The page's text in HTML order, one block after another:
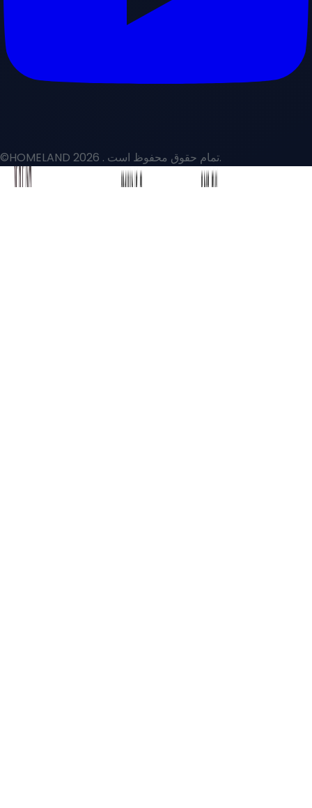
©HOMELAND 2026 . تمام حقوق محفوظ است.